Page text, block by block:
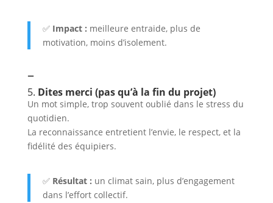
✅ Impact : meilleure entraide, plus de
motivation, moins d’isolement.
–
5. Dites merci (pas qu’à la fin du projet)
Un mot simple, trop souvent oublié dans le stress du
quotidien.
La reconnaissance entretient l’envie, le respect, et la
fidélité des équipiers.
✅ Résultat : un climat sain, plus d’engagement
dans l’effort collectif.